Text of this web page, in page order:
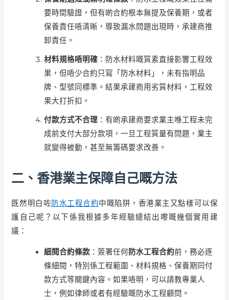
要時間驗證，但有啲合約根本無提及保養期，或者
保養責任唔清晰，導致漏水問題出現時，承建商推
卸責任。
材料規格唔明確 ：防水材料嘅質素直接影響工程效
果，但唔少合約只寫「防水材料」，未有指明品
牌、型號同標準。結果承建商用劣質材料，工程效
果大打折扣。
付款方式不合理 ：有啲承建商要求業主喺工程未完
成前支付大部分款項，一旦工程質量有問題，業主
就變得被動，甚至無籌碼要求改善。
二、香港業主保障自己嘅方法
既然明白咗防水工程合約中嘅陷阱，香港業主又點樣可以保
護自己呢？以下係我根據多年經驗總結出嚟嘅幾個實用建
議：
細閱合約條款 ：簽署任何防水工程合約前，務必逐
條細閱，特別係工程範圍、材料規格、保養期同付
款方式等關鍵內容。如果唔明，可以請教專業人
士，例如律師或者有經驗嘅防水工程顧問。